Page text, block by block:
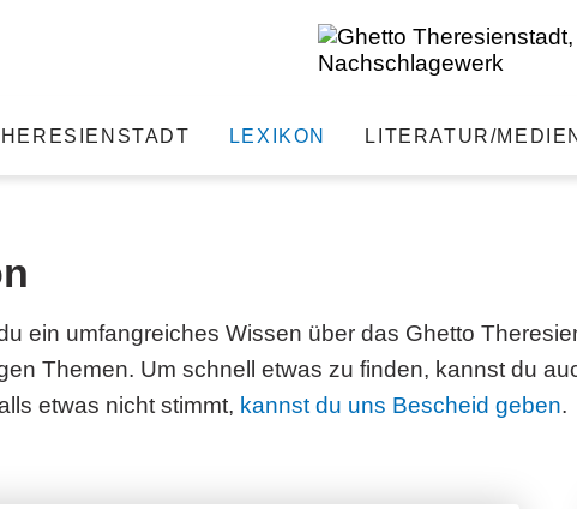
LEXIKON LITERATUR/MEDIEN
ein umfangreiches Wissen über das Ghetto
Themen. Um schnell etwas zu finden, kannst du
etwas nicht stimmt, kannst du uns Bescheid geben.